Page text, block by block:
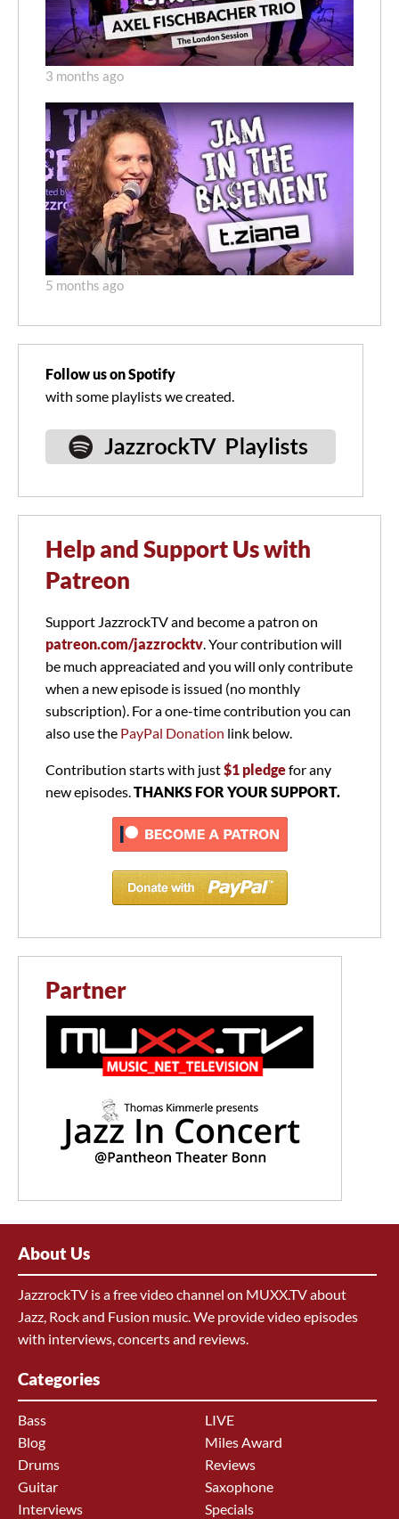
3 months ago
5 months ago
Follow us on Spotify
with some playlists we created.
Help and Support Us with
Patreon
Support JazzrockTV and become a patron on
patreon.com/jazzrocktv. Your contribution will
be much appreaciated and you will only contribute
when a new episode is issued (no monthly
subscription). For a one-time contribution you can
also use the PayPal Donation link below.
Contribution starts with just$1 pledgefor any
new episodes.THANKS FOR YOUR SUPPORT.
Partner
About Us
JazzrockTV is a free video channel on MUXX.TV about
Jazz, Rock and Fusion music. We provide video episodes
with interviews, concerts and reviews.
Categories
Bass
Blog
Drums
Guitar
Interviews
LIVE
Miles Award
Reviews
Saxophone
Specials